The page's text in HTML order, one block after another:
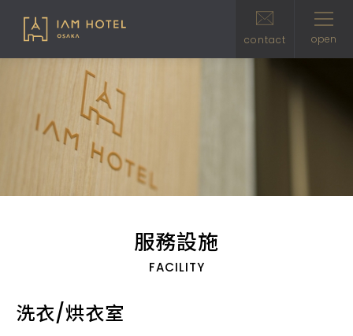
contact open
服務設施
FACILITY
洗衣/烘衣室